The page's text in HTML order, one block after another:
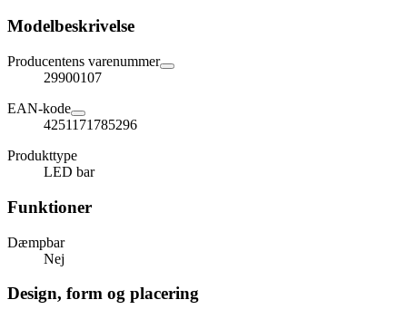
Modelbeskrivelse
Producentens varenummer
29900107
EAN-kode
4251171785296
Produkttype
LED bar
Funktioner
Dæmpbar
Nej
Design, form og placering